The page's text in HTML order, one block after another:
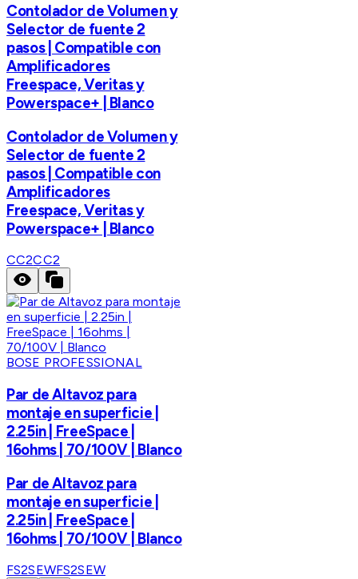
Contolador de Volumen y
Selector de fuente 2
pasos | Compatible con
Amplificadores
Freespace, Veritas y
Powerspace+ | Blanco
Contolador de Volumen y
Selector de fuente 2
pasos | Compatible con
Amplificadores
Freespace, Veritas y
Powerspace+ | Blanco
CC2CC2
BOSE PROFESSIONAL
Par de Altavoz para
montaje en superficie |
2.25in | FreeSpace |
16ohms | 70/100V | Blanco
Par de Altavoz para
montaje en superficie |
2.25in | FreeSpace |
16ohms | 70/100V | Blanco
FS2SEWFS2SEW